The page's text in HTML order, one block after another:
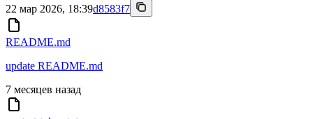
22 мар 2026, 18:39d8583f7
README.md
update README.md
7 месяцев назад